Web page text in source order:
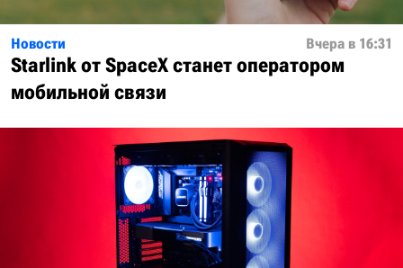
Новости Вчера в 16:31
Starlink от SpaceX станет оператором
мобильной связи